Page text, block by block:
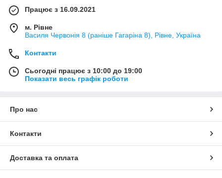
Працює з 16.09.2021
м. Рівне
Василя Червонія 8 (раніше Гагаріна 8), Рівне, Україна
Контакти
Сьогодні працює з 10:00 до 19:00
Показати весь графік роботи
Про нас
Контакти
Доставка та оплата